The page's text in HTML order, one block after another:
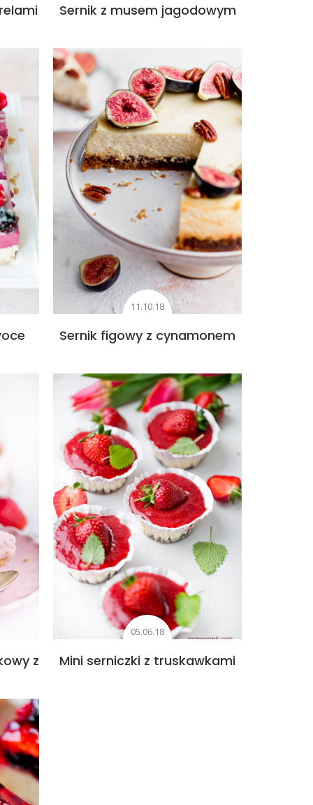
Sernik z musem jagodowym
11.10.18
Sernik figowy z cynamonem
z
05.06.18
Mini serniczki z truskawkami